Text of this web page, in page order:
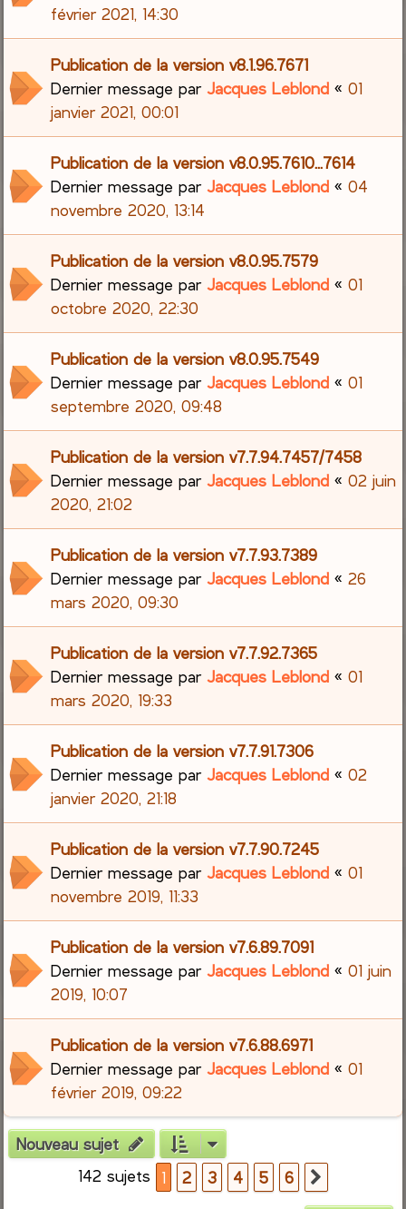
février 2021, 14:30
Publication de la version v8.1.96.7671
Dernier message parJacques Leblond «01
janvier 2021, 00:01
Publication de la version v8.0.95.7610...7614
Dernier message parJacques Leblond «04
novembre 2020, 13:14
Publication de la version v8.0.95.7579
Dernier message parJacques Leblond «01
octobre 2020, 22:30
Publication de la version v8.0.95.7549
Dernier message parJacques Leblond «01
septembre 2020, 09:48
Publication de la version v7.7.94.7457/7458
Dernier message parJacques Leblond «02 juin
2020, 21:02
Publication de la version v7.7.93.7389
Dernier message parJacques Leblond «26
mars 2020, 09:30
Publication de la version v7.7.92.7365
Dernier message parJacques Leblond «01
mars 2020, 19:33
Publication de la version v7.7.91.7306
Dernier message parJacques Leblond «02
janvier 2020, 21:18
Publication de la version v7.7.90.7245
Dernier message parJacques Leblond «01
novembre 2019, 11:33
Publication de la version v7.6.89.7091
Dernier message parJacques Leblond «01 juin
2019, 10:07
Publication de la version v7.6.88.6971
Dernier message parJacques Leblond «01
février 2019, 09:22
Nouveau sujet
142 sujets
1 2 3 4 5 6